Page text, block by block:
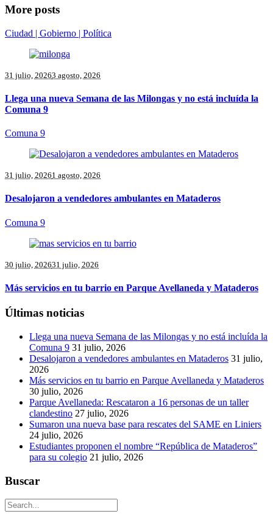
More posts
Ciudad | Gobierno | Política
31 julio, 20263 agosto, 2026
Llega una nueva Semana de las Milongas y no está incluída la
Comuna 9
Comuna 9
31 julio, 20261 agosto, 2026
Desalojaron a vendedores ambulantes en Mataderos
Comuna 9
30 julio, 202631 julio, 2026
Más servicios en tu barrio en Parque Avellaneda y Mataderos
Últimas noticias
Llega una nueva Semana de las Milongas y no está incluída la
Comuna 9 31 julio, 2026
Desalojaron a vendedores ambulantes en Mataderos 31 julio,
2026
Más servicios en tu barrio en Parque Avellaneda y Mataderos
30 julio, 2026
Parque Avellaneda: Rescataron a 16 personas de un taller
clandestino 27 julio, 2026
Sumaron una nueva base para rescates del SAME en Liniers
24 julio, 2026
Estudiantes proponen el nombre “República de Mataderos”
para su colegio 21 julio, 2026
Buscar